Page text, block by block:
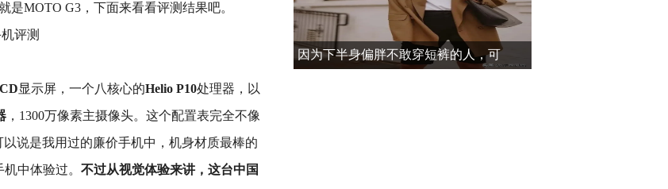
是MOTO G3，下面来看看评测结果吧。
显示屏，一个八核心的Helio P10处理器，以
，1300万像素主摄像头。这个配置表完全不像
说是我用过的廉价手机中，机身材质最棒的
中体验过。 不过从视觉体验来讲，这台中国
因为下半身偏胖不敢穿短裤的人，可